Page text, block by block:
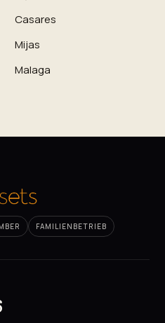
Casares
Mijas
Malaga
FAMILIENBETRIEB